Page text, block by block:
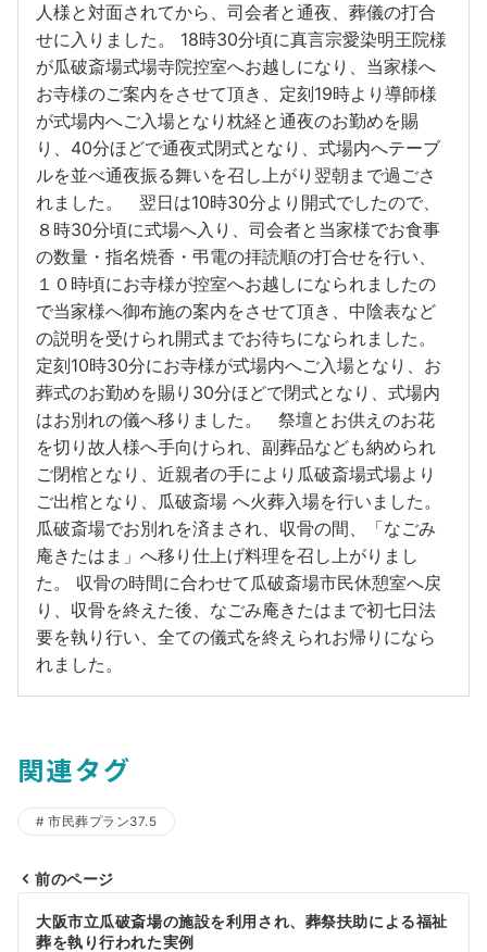
人様と対面されてから、司会者と通夜、葬儀の打合
せに入りました。 18時30分頃に真言宗愛染明王院様
が瓜破斎場式場寺院控室へお越しになり、当家様へ
お寺様のご案内をさせて頂き、定刻19時より導師様
が式場内へご入場となり枕経と通夜のお勤めを賜
り、40分ほどで通夜式閉式となり、式場内へテーブ
ルを並べ通夜振る舞いを召し上がり翌朝まで過ごさ
れました。 翌日は10時30分より開式でしたので、
８時30分頃に式場へ入り、司会者と当家様でお食事
の数量・指名焼香・弔電の拝読順の打合せを行い、
１０時頃にお寺様が控室へお越しになられましたの
で当家様へ御布施の案内をさせて頂き、中陰表など
の説明を受けられ開式までお待ちになられました。
定刻10時30分にお寺様が式場内へご入場となり、お
葬式のお勤めを賜り30分ほどで閉式となり、式場内
はお別れの儀へ移りました。 祭壇とお供えのお花
を切り故人様へ手向けられ、副葬品なども納められ
ご閉棺となり、近親者の手により瓜破斎場式場より
ご出棺となり、瓜破斎場 へ火葬入場を行いました。
瓜破斎場でお別れを済まされ、収骨の間、「なごみ
庵きたはま」へ移り仕上げ料理を召し上がりまし
た。 収骨の時間に合わせて瓜破斎場市民休憩室へ戻
り、収骨を終えた後、なごみ庵きたはまで初七日法
要を執り行い、全ての儀式を終えられお帰りになら
れました。
関連タグ
市民葬プラン37.5
投
前のページ
大阪市立瓜破斎場の施設を利用され、葬祭扶助による福祉
葬を執り行われた実例